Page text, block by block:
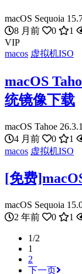
macOS Sequoia
8 月前
0 1
VIP
macos 虚拟机ISO
macOS
统镜像下载
macOS Tahoe
4 月前
0 1
macos 虚拟机ISO
[免费
macOS Sequoia
2 年前
0 1
1/2
1
2
下一页